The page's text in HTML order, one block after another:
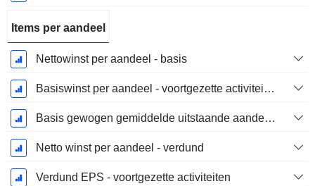
Items per aandeel
Nettowinst per aandeel - basis
Basiswinst per aandeel - voortgezette activiteiten
Basis gewogen gemiddelde uitstaande aandelen
Netto winst per aandeel - verdund
Verdund EPS - voortgezette activiteiten